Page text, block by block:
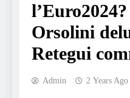
Orsolini
Retegui
Admin 2 Years Ago